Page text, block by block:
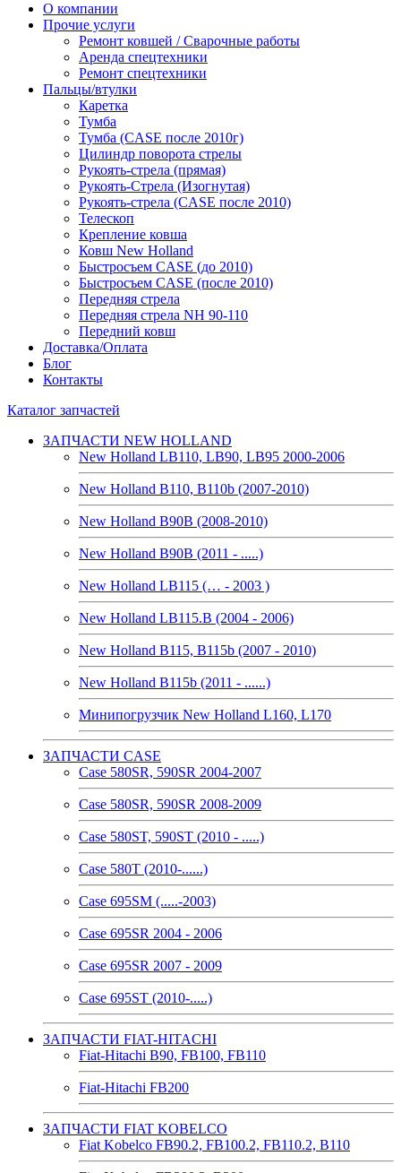
О компании
Прочие услуги
Ремонт ковшей / Сварочные работы
Аренда спецтехники
Ремонт спецтехники
Пальцы/втулки
Каретка
Тумба
Тумба (CASE после 2010г)
Цилиндр поворота стрелы
Рукоять-стрела (прямая)
Рукоять-Стрела (Изогнутая)
Рукоять-стрела (CASE после 2010)
Телескоп
Крепление ковша
Ковш New Holland
Быстросъем CASE (до 2010)
Быстросъем CASE (после 2010)
Передняя стрела
Передняя стрела NH 90-110
Передний ковш
Доставка/Оплата
Блог
Контакты
Каталог запчастей
ЗАПЧАСТИ NEW HOLLAND
New Holland LB110, LB90, LB95 2000-2006
New Holland B110, B110b (2007-2010)
New Holland B90B (2008-2010)
New Holland B90B (2011 - .....)
New Holland LB115 (… - 2003 )
New Holland LB115.B (2004 - 2006)
New Holland B115, B115b (2007 - 2010)
New Holland B115b (2011 - ......)
Минипогрузчик New Holland L160, L170
ЗАПЧАСТИ CASE
Case 580SR, 590SR 2004-2007
Case 580SR, 590SR 2008-2009
Case 580ST, 590ST (2010 - .....)
Case 580T (2010-......)
Case 695SM (.....-2003)
Case 695SR 2004 - 2006
Case 695SR 2007 - 2009
Case 695ST (2010-.....)
ЗАПЧАСТИ FIAT-HITACHI
Fiat-Hitachi B90, FB100, FB110
Fiat-Hitachi FB200
ЗАПЧАСТИ FIAT KOBELCO
Fiat Kobelco FB90.2, FB100.2, FB110.2, B110